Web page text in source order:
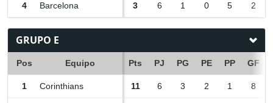
4 Barcelona 3 6 1 0 5 2
GRUPO E
Pos Equipo Pts PJ PG PE PP GF
1 Corinthians 11 6 3 2 1 8